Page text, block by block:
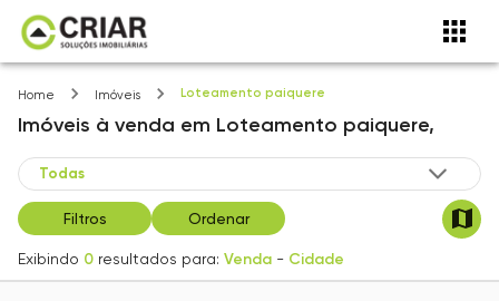
Home Imóveis Loteamento paiquere
Imóveis à venda em Loteamento paiquere,
Filtros Ordenar
Exibindo 0 resultados para: Venda - Cidade